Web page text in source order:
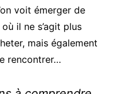
voit émerger de
il ne s’agit plus
mais également
rencontrer…